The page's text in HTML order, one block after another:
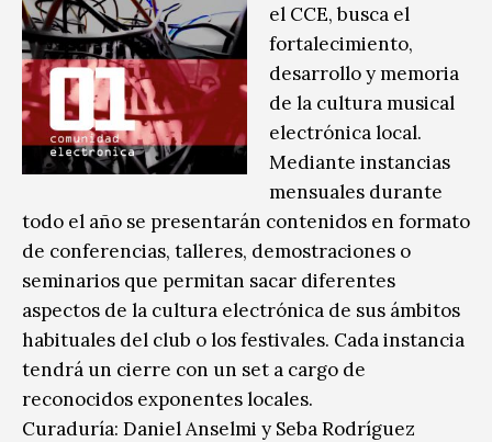
el CCE, busca el
fortalecimiento,
desarrollo y memoria
de la cultura musical
electrónica local.
Mediante instancias
mensuales durante
todo el año se presentarán contenidos en formato
de conferencias, talleres, demostraciones o
seminarios que permitan sacar diferentes
aspectos de la cultura electrónica de sus ámbitos
habituales del club o los festivales. Cada instancia
tendrá un cierre con un set a cargo de
reconocidos exponentes locales.
Curaduría: Daniel Anselmi y Seba Rodríguez